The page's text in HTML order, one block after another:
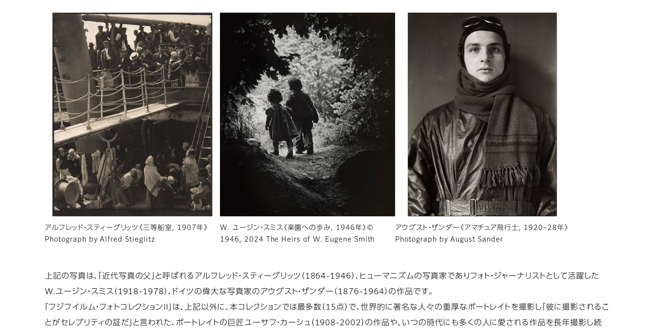
アルフレッド・スティーグリッツ《三等船室, 1907年》
Photograph by Alfred Stieglitz
W. ユージン・スミス《楽園への歩み, 1946年》©
1946, 2024 The Heirs of W. Eugene Smith
アウグスト・ザンダー《アマチュア飛行士, 1920–28年》
Photograph by August Sander
上記の写真は、「近代写真の父」と呼ばれるアルフレッド・スティーグリッツ（1864-1946）、ヒューマニズムの写真家でありフォト・ジャーナリストとして活躍した
W.ユージン・スミス（1918-1978）、ドイツの偉大な写真家のアウグスト・ザンダー（1876-1964）の作品です。
「フジフイルム・フォトコレクションII」は、上記以外に、本コレクションでは最多数（15点）で、世界的に著名な人々の重厚なポートレイトを撮影し「彼に撮影されるこ
とがセレブリティの証だ」と言われた、ポートレイトの巨匠ユーサフ・カーシュ（1908-2002）の作品や、いつの時代にも多くの人に愛される作品を長年撮影し続